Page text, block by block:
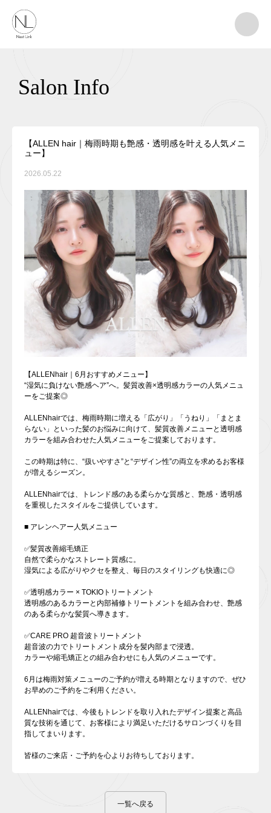
Salon Info
【ALLEN hair｜梅雨時期も艶感・透明感を叶える人気メニ
ュー】
2026.05.22
【ALLENhair｜6月おすすめメニュー】
“湿気に負けない艶感ヘア”へ。髪質改善×透明感カラーの人気メニュ
ーをご提案◎
ALLENhairでは、梅雨時期に増える「広がり」「うねり」「まとま
らない」といった髪のお悩みに向けて、髪質改善メニューと透明感
カラーを組み合わせた人気メニューをご提案しております。
この時期は特に、“扱いやすさ”と“デザイン性”の両立を求めるお客様
が増えるシーズン。
ALLENhairでは、トレンド感のある柔らかな質感と、艶感・透明感
を重視したスタイルをご提供しています。
■ アレンヘアー人気メニュー
✅髪質改善縮毛矯正
自然で柔らかなストレート質感に。
湿気による広がりやクセを整え、毎日のスタイリングも快適に◎
✅透明感カラー × TOKIOトリートメント
透明感のあるカラーと内部補修トリートメントを組み合わせ、艶感
のある柔らかな髪質へ導きます。
✅CARE PRO 超音波トリートメント
超音波の力でトリートメント成分を髪内部まで浸透。
カラーや縮毛矯正との組み合わせにも人気のメニューです。
6月は梅雨対策メニューのご予約が増える時期となりますので、ぜひ
お早めのご予約をご利用ください。
ALLENhairでは、今後もトレンドを取り入れたデザイン提案と高品
質な技術を通じて、お客様により満足いただけるサロンづくりを目
指してまいります。
皆様のご来店・ご予約を心よりお待ちしております。
⼀覧へ戻る